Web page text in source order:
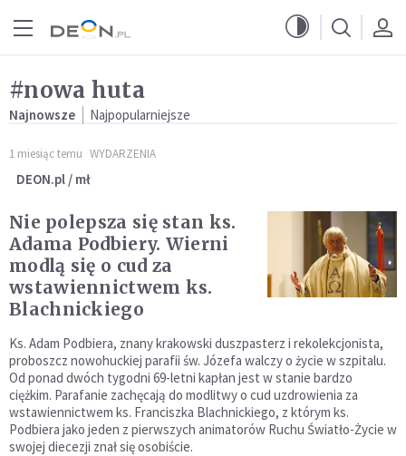
#nowa huta
Najnowsze Najpopularniejsze
1 miesiąc temu WYDARZENIA
DEON.pl / mł
Nie polepsza się stan ks.
Adama Podbiery. Wierni
modlą się o cud za
wstawiennictwem ks.
Blachnickiego
Ks. Adam Podbiera, znany krakowski duszpasterz i rekolekcjonista,
proboszcz nowohuckiej parafii św. Józefa walczy o życie w szpitalu.
Od ponad dwóch tygodni 69-letni kapłan jest w stanie bardzo
ciężkim. Parafanie zachęcają do modlitwy o cud uzdrowienia za
wstawiennictwem ks. Franciszka Blachnickiego, z którym ks.
Podbiera jako jeden z pierwszych animatorów Ruchu Światło-Życie w
swojej diecezji znał się osobiście.